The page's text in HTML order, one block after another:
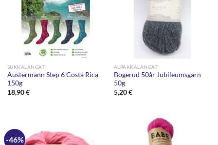
SUKKALANGAT
Austermann Step 6 Costa Rica
150g
18,90€
ALPAKKALANGAT
Bogerud 50år Jubileumsgarn
50g
5,20€
-46%